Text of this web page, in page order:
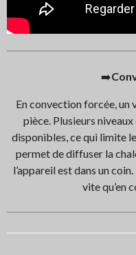
➡️
En convection forcée, un
pièce. Plusieurs
disponibles, ce qui limite
permet de diffuser la
l’appareil est dans un
vite qu’en